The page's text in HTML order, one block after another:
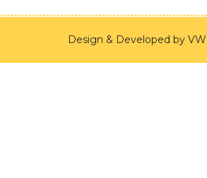
Design & Developed byVW